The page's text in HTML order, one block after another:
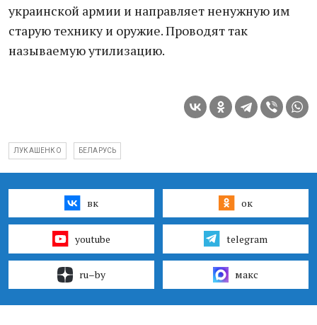
украинской армии и направляет ненужную им
старую технику и оружие. Проводят так
называемую утилизацию.
ЛУКАШЕНКО БЕЛАРУСЬ
вк ок
youtube telegram
ru–by макс